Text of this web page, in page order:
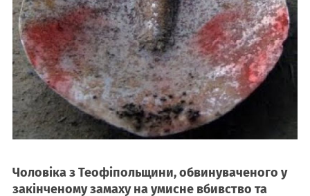
Чоловіка з Теофіпольщини, обвинуваченого у
закінченому замаху на умисне вбивство та